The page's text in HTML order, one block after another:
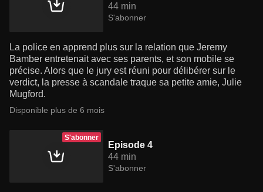
44 min
S'abonner
La police en apprend plus sur la relation que Jeremy
Bamber entretenait avec ses parents, et son mobile se
précise. Alors que le jury est réuni pour délibérer sur le
verdict, la presse à scandale traque sa petite amie, Julie
Mugford.
Disponible plus de 6 mois
S'abonner
Episode 4
44 min
S'abonner